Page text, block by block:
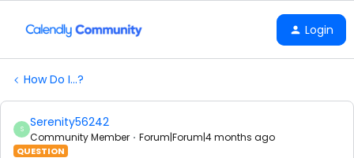
Login
How Do I...?
S Serenity56242
Community Member Forum|Forum|4 months ago
QUESTION